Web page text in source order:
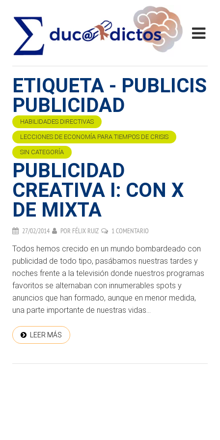
ETIQUETA - PUBLICIS
PUBLICIDAD
HABILIDADES DIRECTIVAS
LECCIONES DE ECONOMÍA PARA TIEMPOS DE CRISIS
SIN CATEGORÍA
PUBLICIDAD
CREATIVA I: CON X
DE MIXTA
27/02/2014 POR FÉLIX RUIZ 1 COMENTARIO
Todos hemos crecido en un mundo bombardeado con
publicidad de todo tipo, pasábamos nuestras tardes y
noches frente a la televisión donde nuestros programas
favoritos se alternaban con innumerables spots y
anuncios que han formado, aunque en menor medida,
una parte importante de nuestras vidas...
LEER MÁS